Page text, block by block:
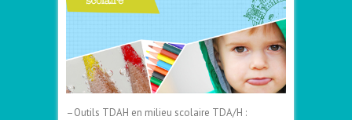
–Outils TDAH en milieu scolaire TDA/H :